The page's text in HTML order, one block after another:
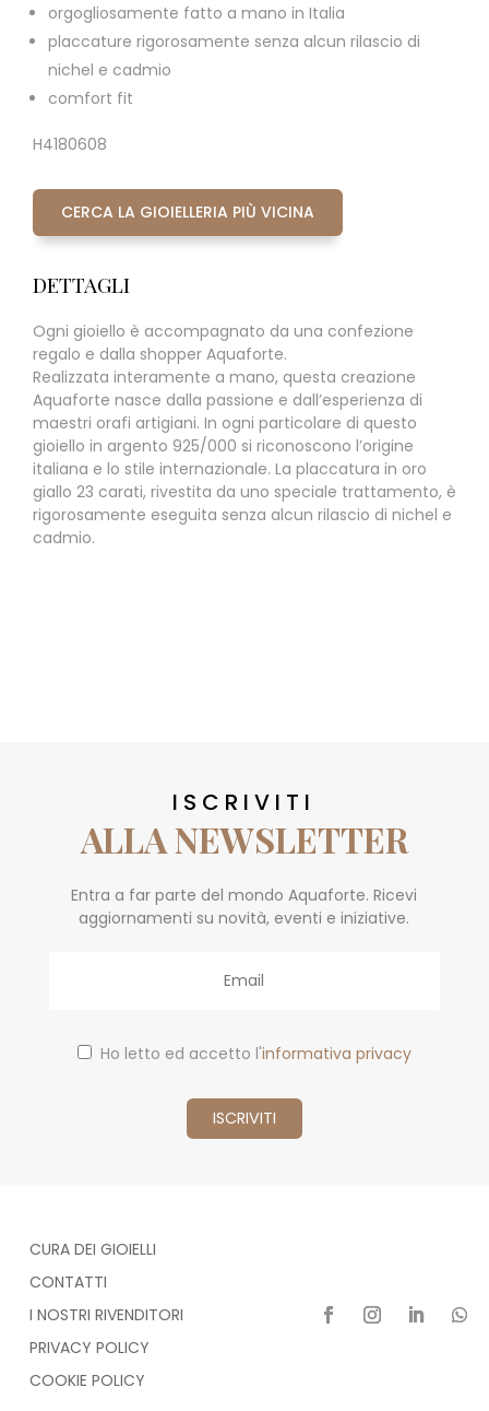
orgogliosamente fatto a mano in Italia
placcature rigorosamente senza alcun rilascio di
nichel e cadmio
comfort fit
H4180608
CERCA LA GIOIELLERIA PIÙ VICINA
DETTAGLI
Ogni gioiello è accompagnato da una confezione
regalo e dalla shopper Aquaforte.
Realizzata interamente a mano, questa creazione
Aquaforte nasce dalla passione e dall’esperienza di
maestri orafi artigiani. In ogni particolare di questo
gioiello in argento 925/000 si riconoscono l’origine
italiana e lo stile internazionale. La placcatura in oro
giallo 23 carati, rivestita da uno speciale trattamento, è
rigorosamente eseguita senza alcun rilascio di nichel e
cadmio.
ISCRIVITI
ALLA NEWSLETTER
Entra a far parte del mondo Aquaforte. Ricevi
aggiornamenti su novità, eventi e iniziative.
Ho letto ed accetto l'informativa privacy
CURA DEI GIOIELLI
CONTATTI
I NOSTRI RIVENDITORI
PRIVACY POLICY
COOKIE POLICY